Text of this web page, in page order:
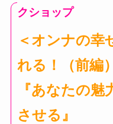
クショップ
＜オンナの幸
れる！（前編
『あなたの
させる』